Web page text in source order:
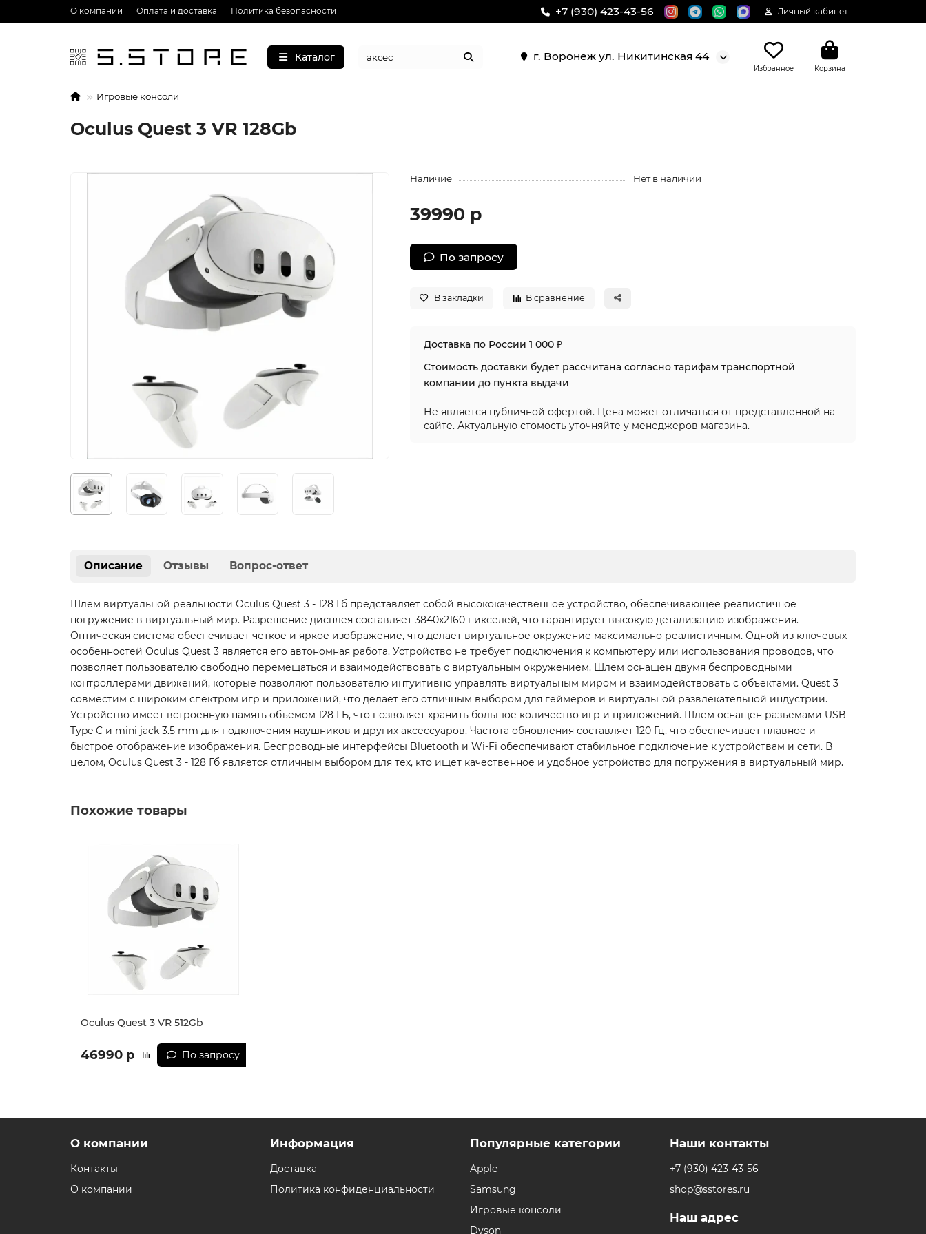
О компании Оплата и доставка Политика безопасности +7 (930) 423-43-56 Личный кабинет
Каталог г. Воронеж ул. Никитинская 44
Избранное Корзина
Игровые консоли
Oculus Quest 3 VR 128Gb
Наличие Нет в наличии
39990 р
По запросу
В закладки В сравнение
Доставка по России 1 000 ₽
Стоимость доставки будет рассчитана согласно тарифам транспортной
компании до пункта выдачи
Не является публичной офертой. Цена может отличаться от представленной на
сайте. Актуальную стомость уточняйте у менеджеров магазина.
Описание Отзывы Вопрос-ответ
Шлем виртуальной реальности Oculus Quest 3 - 128 Гб представляет собой высококачественное устройство, обеспечивающее реалистичное
погружение в виртуальный мир. Разрешение дисплея составляет 3840x2160 пикселей, что гарантирует высокую детализацию изображения.
Оптическая система обеспечивает четкое и яркое изображение, что делает виртуальное окружение максимально реалистичным. Одной из ключевых
особенностей Oculus Quest 3 является его автономная работа. Устройство не требует подключения к компьютеру или использования проводов, что
позволяет пользователю свободно перемещаться и взаимодействовать с виртуальным окружением. Шлем оснащен двумя беспроводными
контроллерами движений, которые позволяют пользователю интуитивно управлять виртуальным миром и взаимодействовать с объектами. Quest 3
совместим с широким спектром игр и приложений, что делает его отличным выбором для геймеров и виртуальной развлекательной индустрии.
Устройство имеет встроенную память объемом 128 ГБ, что позволяет хранить большое количество игр и приложений. Шлем оснащен разъемами USB
Type C и mini jack 3.5 mm для подключения наушников и других аксессуаров. Частота обновления составляет 120 Гц, что обеспечивает плавное и
быстрое отображение изображения. Беспроводные интерфейсы Bluetooth и Wi-Fi обеспечивают стабильное подключение к устройствам и сети. В
целом, Oculus Quest 3 - 128 Гб является отличным выбором для тех, кто ищет качественное и удобное устройство для погружения в виртуальный мир.
Похожие товары
Oculus Quest 3 VR 512Gb
46990 р По запросу
О компании
Контакты
О компании
Информация
Доставка
Политика конфиденциальности
Популярные категории
Apple
Samsung
Игровые консоли
Dyson
Наши контакты
+7 (930) 423-43-56
shop@sstores.ru
Наш адрес